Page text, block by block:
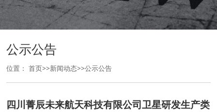
公示公告
位置：首页>>新闻动态>>公示公告
四川菁辰未来航天科技有限公司卫星研发生产类